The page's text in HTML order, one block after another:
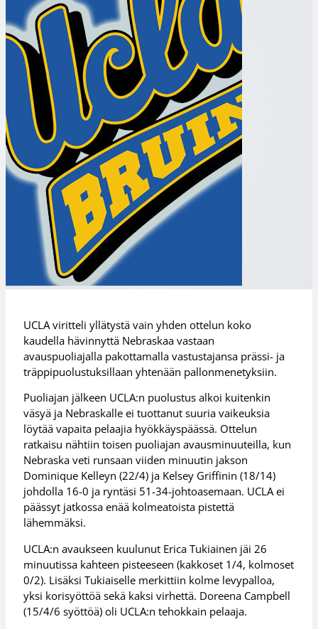
UCLA viritteli yllätystä vain yhden ottelun koko
kaudella hävinnyttä Nebraskaa vastaan
avauspuoliajalla pakottamalla vastustajansa prässi- ja
träppipuolustuksillaan yhtenään pallonmenetyksiin.
Puoliajan jälkeen UCLA:n puolustus alkoi kuitenkin
väsyä ja Nebraskalle ei tuottanut suuria vaikeuksia
löytää vapaita pelaajia hyökkäyspäässä. Ottelun
ratkaisu nähtiin toisen puoliajan avausminuuteilla, kun
Nebraska veti runsaan viiden minuutin jakson
Dominique Kelleyn (22/4) ja Kelsey Griffinin (18/14)
johdolla 16-0 ja ryntäsi 51-34-johtoasemaan. UCLA ei
päässyt jatkossa enää kolmeatoista pistettä
lähemmäksi.
UCLA:n avaukseen kuulunut Erica Tukiainen jäi 26
minuutissa kahteen pisteeseen (kakkoset 1/4, kolmoset
0/2). Lisäksi Tukiaiselle merkittiin kolme levypalloa,
yksi korisyöttöä sekä kaksi virhettä. Doreena Campbell
(15/4/6 syöttöä) oli UCLA:n tehokkain pelaaja.